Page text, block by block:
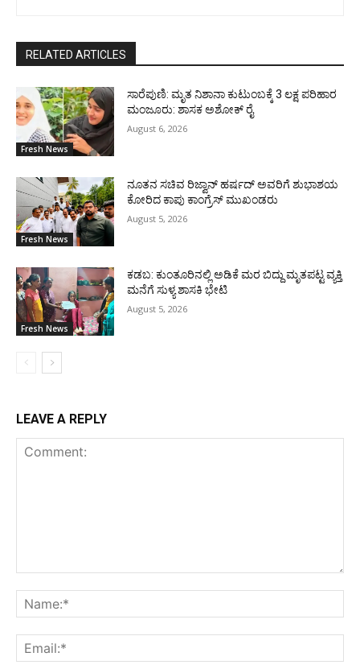
RELATED ARTICLES
Fresh News
ಸಾರೆಪುಣಿ: ಮೃತ ನಿಶಾನಾ ಕುಟುಂಬಕ್ಕೆ 3 ಲಕ್ಷ ಪರಿಹಾರ
ಮಂಜೂರು: ಶಾಸಕ ಅಶೋಕ್ ರೈ
August 6, 2026
Fresh News
ನೂತನ ಸಚಿವ ರಿಜ್ವಾನ್ ಹರ್ಷದ್ ಅವರಿಗೆ ಶುಭಾಶಯ
ಕೋರಿದ ಕಾಪು ಕಾಂಗ್ರೆಸ್ ಮುಖಂಡರು
August 5, 2026
Fresh News
ಕಡಬ: ಕುಂತೂರಿನಲ್ಲಿ ಅಡಿಕೆ ಮರ ಬಿದ್ದು ಮೃತಪಟ್ಟ ವ್ಯಕ್ತಿ
ಮನೆಗೆ ಸುಳ್ಯ ಶಾಸಕಿ ಭೇಟಿ
August 5, 2026
LEAVE A REPLY